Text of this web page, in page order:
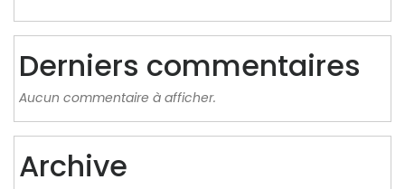
Derniers commentaires
Aucun commentaire à afficher.
Archive